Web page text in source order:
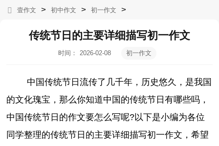
壹作文 > 初中作文 > 初一作文 >
传统节日的主要详细描写初一作文
时间：
2026-02-08
初一作文
中国传统节日流传了几千年，历史悠久，是我国
的文化瑰宝，那么你知道中国的传统节日有哪些吗，
中国传统节日的作文要怎么写呢?以下是小编为各位
同学整理的传统节日的主要详细描写初一作文，希望